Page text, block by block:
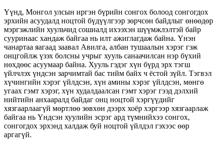
Үүнд, Монгол улсын иргэн бүрийн сонгох болоод сонгогдох
эрхийн асуудалд ноцтой бүдүүлгээр зөрчсөн байдлыг өнөөдөр
мэргэжлийн хуульчид сошиалд ихээхэн шүүмжлэлтэй байр
сууринаас хандаж байгаа нь илт ажиглагдаж байна. Үнэн
чанартаа яагаад заавал Авилга, албан тушаалын хэрэг гэж
онцгойлж үзэх болсны учрыг хууль санаачилсан нэр бүхий
нөхдөөс асуумаар байна. Хууль гэдэг хүн бүрд эрх тэгш
үйлчлэх үндсэн зарчимтай бас тийм байх ч ёстой зүйл. Тэгвэл
хүчингийн хэрэг үйлдсэн, хүн амины хэрэг үйлдсэн, мөнгө
угаах гэмт хэрэг, хүн худалдаалсан гэмт хэрэг гээд дэлхий
нийтийн анхааралд байдаг онц ноцтой хэргүүдийг
хязгаарлаагүй мөртлөө зөвхөн дээрх хоёр хэргээр хязгаарлаж
байгаа нь Үндсэн хуулийн эсрэг ард түмнийхээ сонгох,
сонгогдох эрхэнд халдаж буй ноцтой үйлдэл гэхээс өөр
аргагүй.